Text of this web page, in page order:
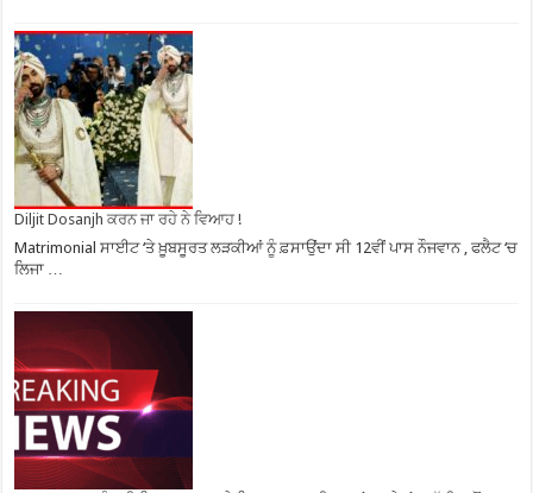
Diljit Dosanjh ਕਰਨ ਜਾ ਰਹੇ ਨੇ ਵਿਆਹ !
Matrimonial ਸਾਈਟ ‘ਤੇ ਖ਼ੂਬਸੂਰਤ ਲੜਕੀਆਂ ਨੂੰ ਫ਼ਸਾਉਂਦਾ ਸੀ 12ਵੀਂ ਪਾਸ ਨੌਜਵਾਨ , ਫਲੈਟ ‘ਚ
ਲਿਜਾ …